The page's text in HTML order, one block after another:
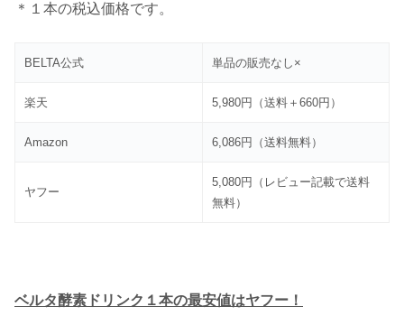
＊１本の税込価格です。
BELTA公式 単品の販売なし×
楽天 5,980円（送料＋660円）
Amazon 6,086円（送料無料）
ヤフー
5,080円（レビュー記載で送料
無料）
ベルタ酵素ドリンク１本の最安値はヤフー！